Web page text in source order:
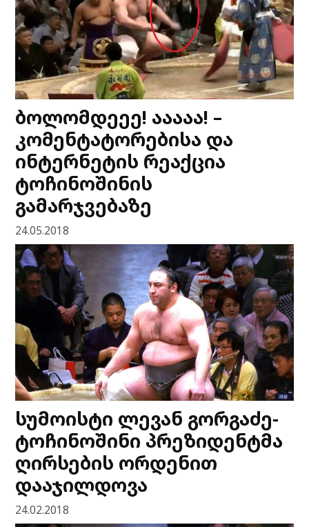
ბოლომდეეე! ააააა! –
კომენტატორებისა და
ინტერნეტის რეაქცია
ტოჩინოშინის
გამარჯვებაზე
24.05.2018
სუმოისტი ლევან გორგაძე-
ტოჩინოშინი პრეზიდენტმა
ღირსების ორდენით
დააჯილდოვა
24.02.2018